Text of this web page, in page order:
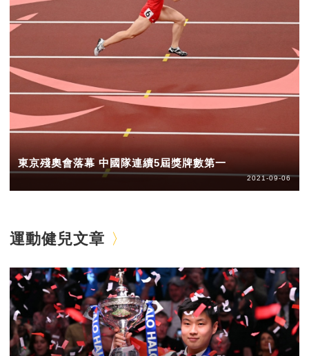
東京殘奧會落幕 中國隊連續5屆獎牌數第一
2021-09-06
運動健兒文章